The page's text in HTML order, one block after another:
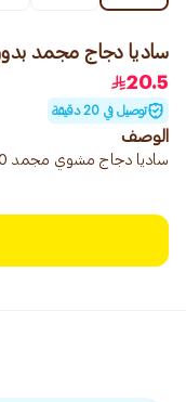
ساديا دجاج مجمد بدون
20.5
توصيل في 20 دقيقة
الوصف
ساديا دجاج مشوي مجمد 900 جم، دجاج مشوي مجمد وجاهز للطهي.